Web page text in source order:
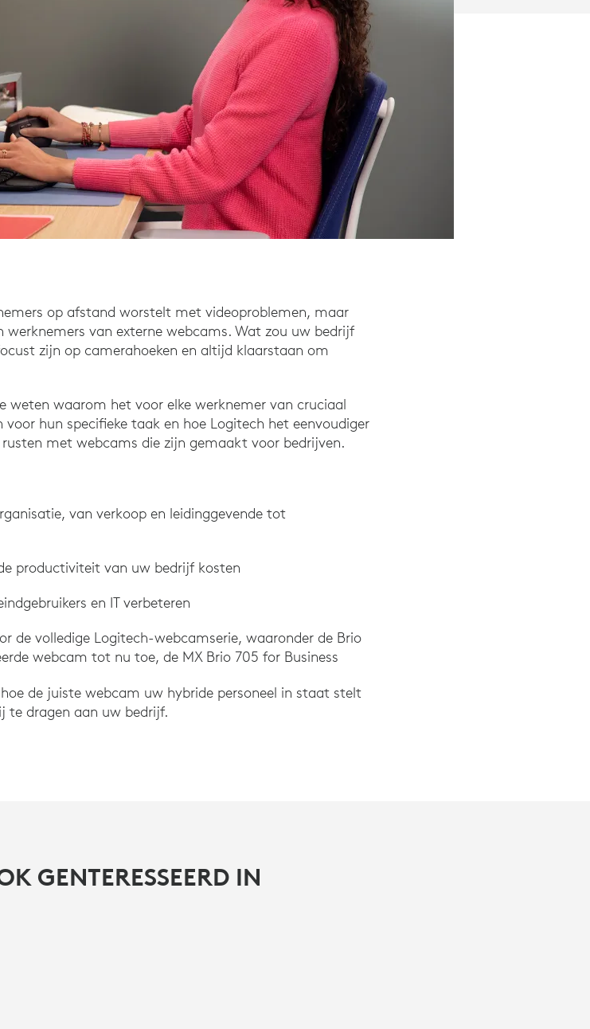
op afstand worstelt met videoproblemen, maar
werknemers van externe webcams. Wat zou uw bedrijf
zijn op camerahoeken en altijd klaarstaan om
waarom het voor elke werknemer van cruciaal
hun specifieke taak en hoe Logitech het eenvoudiger
met webcams die zijn gemaakt voor bedrijven.
van verkoop en leidinggevende tot
productiviteit van uw bedrijf kosten
en IT verbeteren
de volledige Logitech-webcamserie, waaronder de Brio
webcam tot nu toe, de MX Brio 705 for Business
de juiste webcam uw hybride personeel in staat stelt
te dragen aan uw bedrijf.
GENTERESSEERD IN